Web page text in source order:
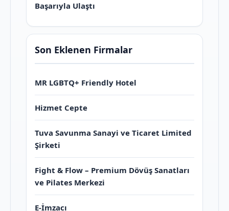
Başarıyla Ulaştı
Son Eklenen Firmalar
MR LGBTQ+ Friendly Hotel
Hizmet Cepte
Tuva Savunma Sanayi ve Ticaret Limited
Şirketi
Fight & Flow – Premium Dövüş Sanatları
ve Pilates Merkezi
E-İmzacı